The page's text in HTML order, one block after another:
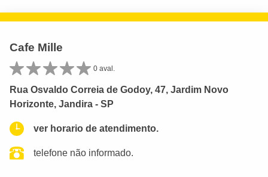
Cafe Mille
0 aval.
Rua Osvaldo Correia de Godoy, 47, Jardim Novo
Horizonte, Jandira - SP
ver horario de atendimento.
telefone não informado.